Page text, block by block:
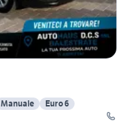
Manuale
Euro 6